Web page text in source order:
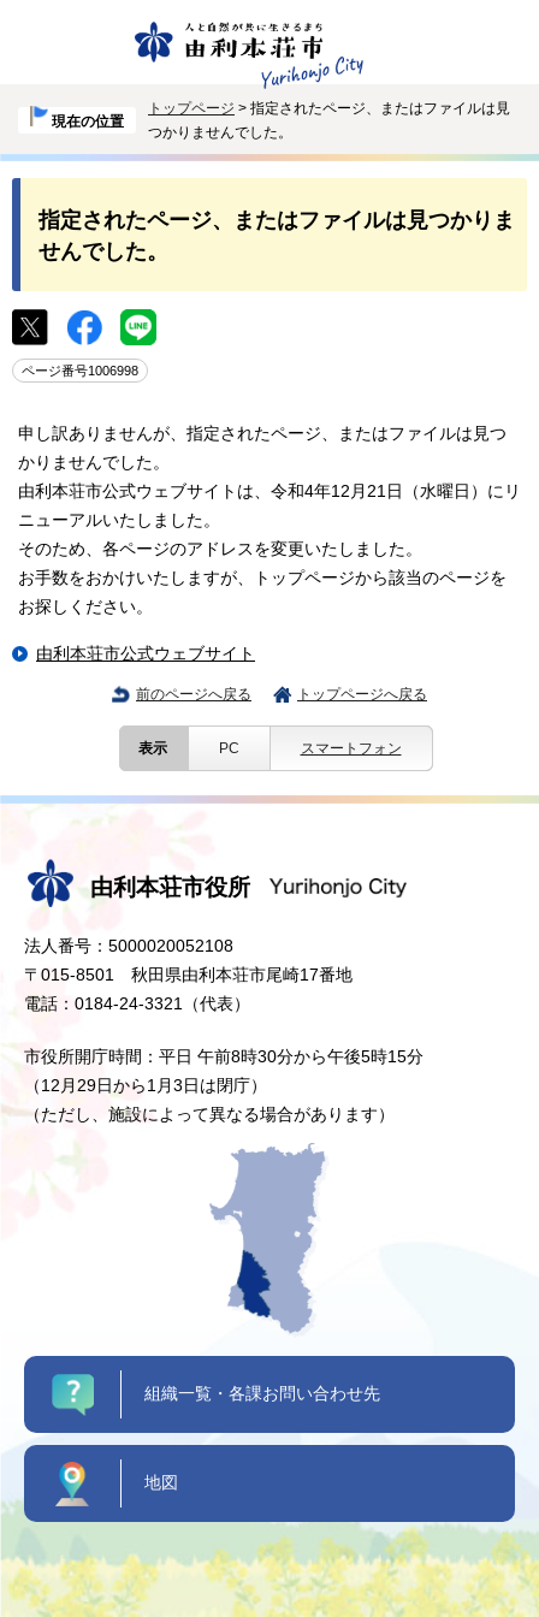
現在の位置
トップページ > 指定されたページ、またはファイルは見
つかりませんでした。
指定されたページ、またはファイルは見つかりま
せんでした。
ページ番号1006998
申し訳ありませんが、指定されたページ、またはファイルは見つ
かりませんでした。
由利本荘市公式ウェブサイトは、令和4年12月21日（水曜日）にリ
ニューアルいたしました。
そのため、各ページのアドレスを変更いたしました。
お手数をおかけいたしますが、トップページから該当のページを
お探しください。
由利本荘市公式ウェブサイト
前のページへ戻る トップページへ戻る
表示 PC スマートフォン
由利本荘市役所
法人番号：5000020052108
〒015-8501 秋田県由利本荘市尾崎17番地
電話：0184-24-3321（代表）
市役所開庁時間：平日 午前8時30分から午後5時15分
（12月29日から1月3日は閉庁）
（ただし、施設によって異なる場合があります）
組織一覧・各課お問い合わせ先
地図